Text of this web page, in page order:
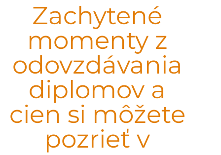
Zachytené
momenty z
odovzdávania
diplomov a
cien si môžete
pozrieť v